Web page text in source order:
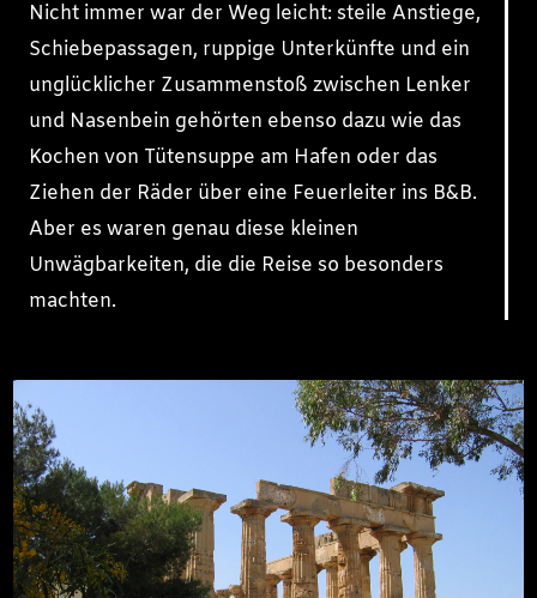
Nicht immer war der Weg leicht: steile Anstiege,
Schiebepassagen, ruppige Unterkünfte und ein
unglücklicher Zusammenstoß zwischen Lenker
und Nasenbein gehörten ebenso dazu wie das
Kochen von Tütensuppe am Hafen oder das
Ziehen der Räder über eine Feuerleiter ins B&B.
Aber es waren genau diese kleinen
Unwägbarkeiten, die die Reise so besonders
machten.